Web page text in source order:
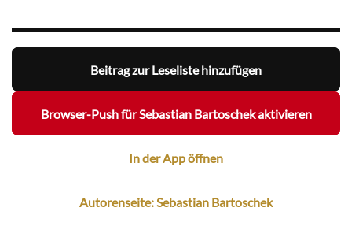
Beitrag zur Leseliste hinzufügen
Browser-Push für Sebastian Bartoschek aktivieren
In der App öffnen
Autorenseite: Sebastian Bartoschek